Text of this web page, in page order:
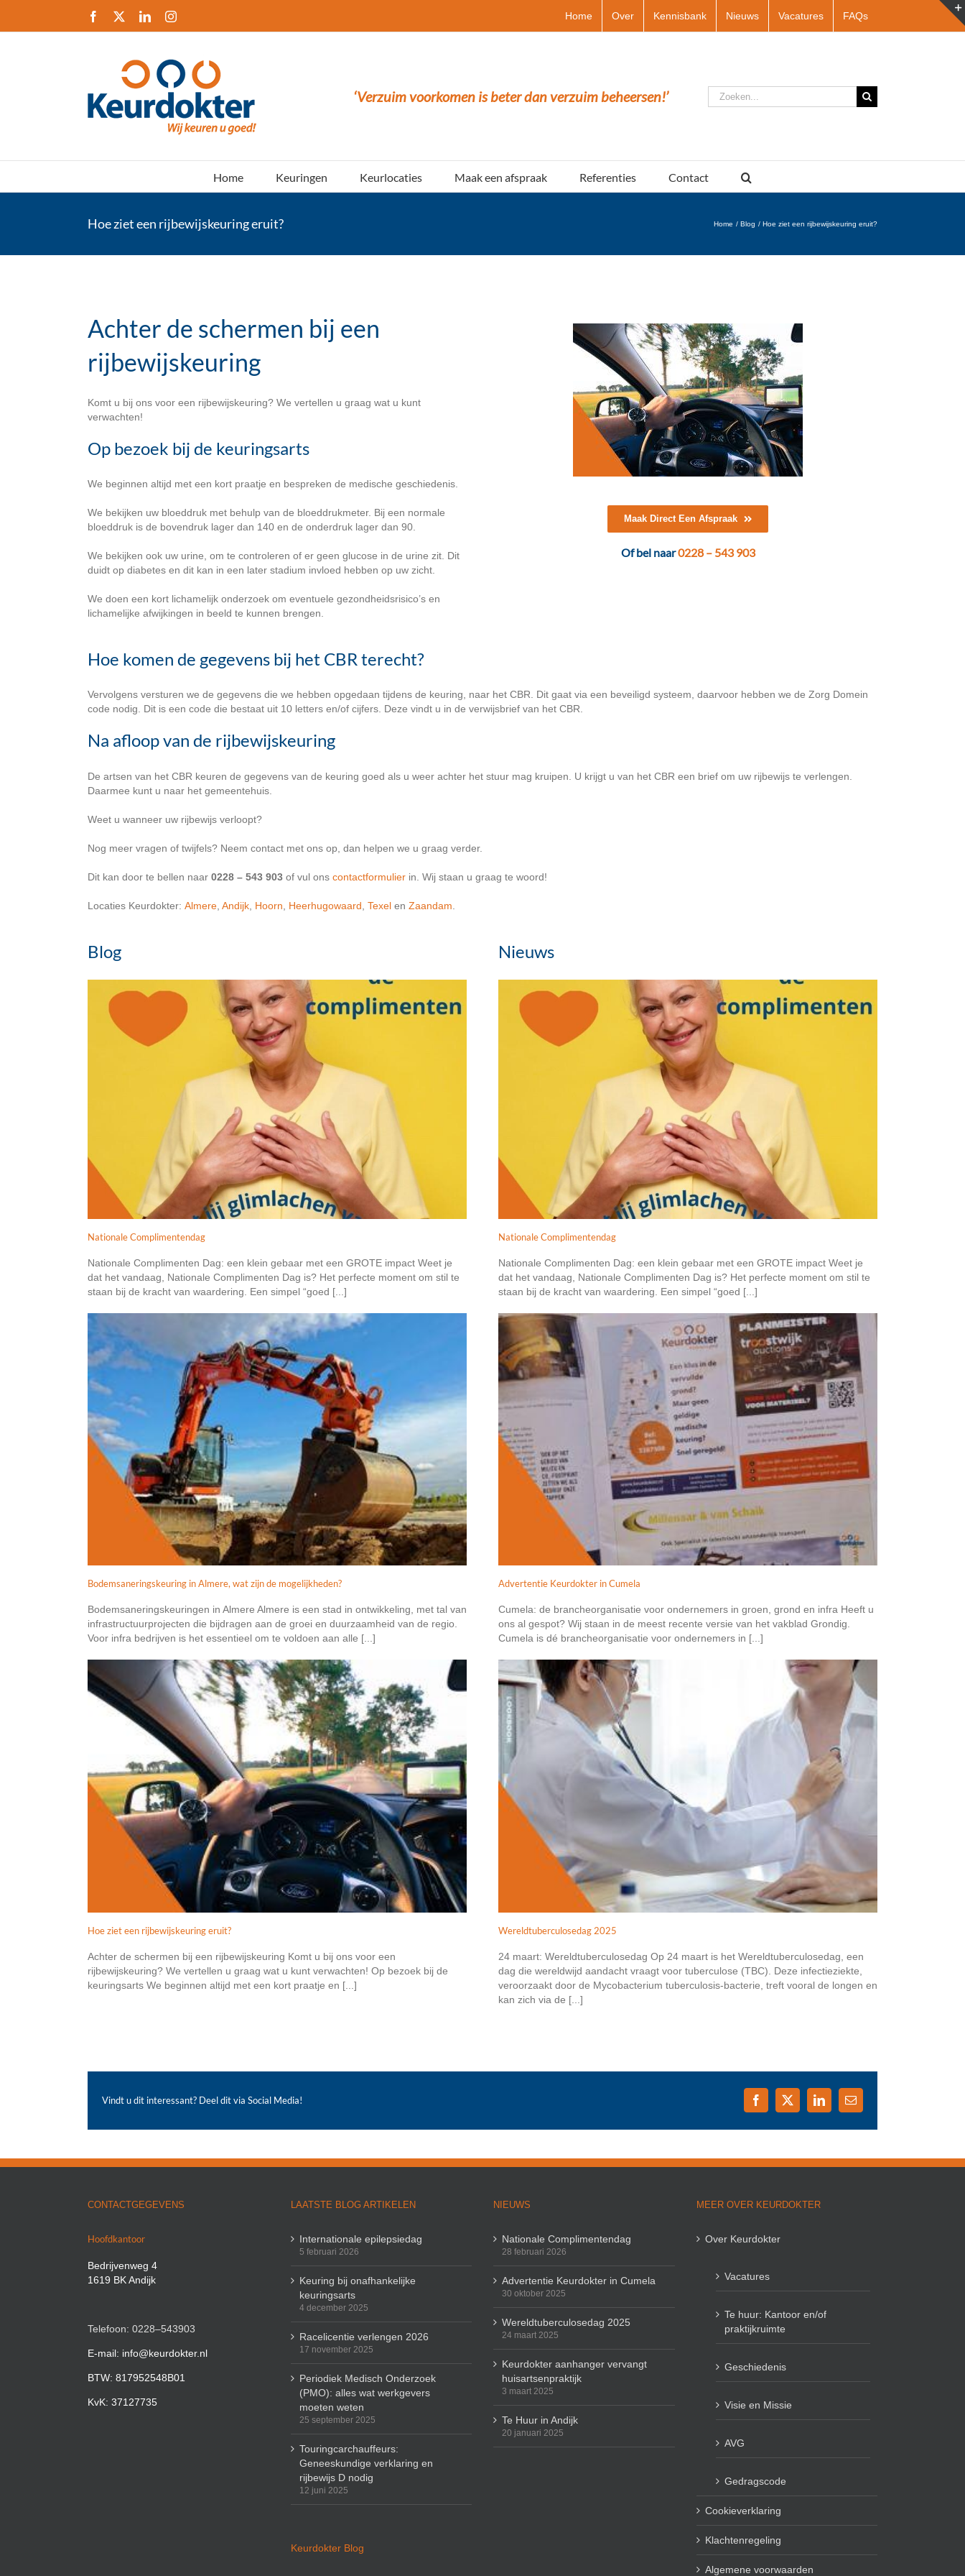
inhoud
Facebook LinkedInInstagram Home Over Kennisbank Nieuws Vacatures FAQs
‘Verzuim voorkomen is beter dan verzuim beheersen!’
Zoeken
naar:
Home Keuringen Keurlocaties Maak een afspraak Referenties Contact
Hoe ziet een rijbewijskeuring eruit? Home Blog Hoe ziet een rijbewijskeuring eruit?
Achter de schermen bij een
rijbewijskeuring
Komt u bij ons voor een rijbewijskeuring? We vertellen u graag wat u kunt
verwachten!
Op bezoek bij de keuringsarts
We beginnen altijd met een kort praatje en bespreken de medische geschiedenis.
We bekijken uw bloeddruk met behulp van de bloeddrukmeter. Bij een normale
bloeddruk is de bovendruk lager dan 140 en de onderdruk lager dan 90.
We bekijken ook uw urine, om te controleren of er geen glucose in de urine zit. Dit
duidt op diabetes en dit kan in een later stadium invloed hebben op uw zicht.
We doen een kort lichamelijk onderzoek om eventuele gezondheidsrisico’s en
lichamelijke afwijkingen in beeld te kunnen brengen.
Maak Direct Een Afspraak
Of bel naar0228 – 543 903
Hoe komen de gegevens bij het CBR terecht?
Vervolgens versturen we de gegevens die we hebben opgedaan tijdens de keuring, naar het CBR. Dit gaat via een beveiligd systeem, daarvoor hebben we de Zorg Domein
code nodig. Dit is een code die bestaat uit 10 letters en/of cijfers. Deze vindt u in de verwijsbrief van het CBR.
Na afloop van de rijbewijskeuring
De artsen van het CBR keuren de gegevens van de keuring goed als u weer achter het stuur mag kruipen. U krijgt u van het CBR een brief om uw rijbewijs te verlengen.
Daarmee kunt u naar het gemeentehuis.
Weet u wanneer uw rijbewijs verloopt?
Nog meer vragen of twijfels? Neem contact met ons op, dan helpen we u graag verder.
Dit kan door te bellen naar 0228 – 543 903of vul ons contactformulierin. Wij staan u graag te woord!
Locaties Keurdokter: Almere, Andijk, Hoorn Heerhugowaard Texelen Zaandam
Blog
Nationale Complimentendag
Nationale Complimenten Dag: een klein gebaar met een GROTE impact Weet je
dat het vandaag, Nationale Complimenten Dag is? Het perfecte moment om stil te
staan bij de kracht van waardering. Een simpel “goed [...]
Bodemsaneringskeuring in Almere, wat zijn de mogelijkheden?
Bodemsaneringskeuringen in Almere Almere is een stad in ontwikkeling, met tal van
infrastructuurprojecten die bijdragen aan de groei en duurzaamheid van de regio.
Voor infra bedrijven is het essentieel om te voldoen aan alle [...]
Hoe ziet een rijbewijskeuring eruit?
Achter de schermen bij een rijbewijskeuring Komt u bij ons voor een
rijbewijskeuring? We vertellen u graag wat u kunt verwachten! Op bezoek bij de
keuringsarts We beginnen altijd met een kort praatje en [...]
Nieuws
Nationale Complimentendag
Nationale Complimenten Dag: een klein gebaar met een GROTE impact Weet je
dat het vandaag, Nationale Complimenten Dag is? Het perfecte moment om stil te
staan bij de kracht van waardering. Een simpel “goed [...]
Advertentie Keurdokter in Cumela
Cumela: de brancheorganisatie voor ondernemers in groen, grond en infra Heeft u
ons al gespot? Wij staan in de meest recente versie van het vakblad Grondig.
Cumela is dé brancheorganisatie voor ondernemers in [...]
Wereldtuberculosedag 2025
24 maart: Wereldtuberculosedag Op 24 maart is het Wereldtuberculosedag, een
dag die wereldwijd aandacht vraagt voor tuberculose (TBC). Deze infectieziekte,
veroorzaakt door de Mycobacterium tuberculosis-bacterie, treft vooral de longen en
kan zich via de [...]
Vindt u dit interessant? Deel dit via Social Media! Facebook
X LinkedIn
E-
CONTACTGEGEVENS
Hoofdkantoor
Bedrijvenweg 4
1619 BK Andijk
Telefoon: 0228–543903
E-mail: info@keurdokter.nl
BTW: 817952548B01
KvK: 37127735
LAATSTE BLOG ARTIKELEN
Internationale epilepsiedag
5 februari 2026
Keuring bij onafhankelijke
keuringsarts
4 december 2025
Racelicentie verlengen 2026
17 november 2025
Periodiek Medisch Onderzoek
(PMO): alles wat werkgevers
moeten weten
25 september 2025
Touringcarchauffeurs:
Geneeskundige verklaring en
rijbewijs D nodig
12 juni 2025
Keurdokter Blog
NIEUWS
Nationale Complimentendag
28 februari 2026
Advertentie Keurdokter in Cumela
30 oktober 2025
Wereldtuberculosedag 2025
24 maart 2025
Keurdokter aanhanger vervangt
huisartsenpraktijk
3 maart 2025
Te Huur in Andijk
20 januari 2025
MEER OVER KEURDOKTER
Over Keurdokter
Vacatures
Te huur: Kantoor en/of
praktijkruimte
Geschiedenis
Visie en Missie
AVG
Gedragscode
Cookieverklaring
Klachtenregeling
Algemene voorwaarden